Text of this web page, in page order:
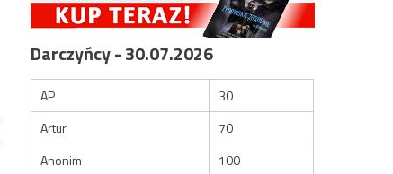
Darczyńcy - 30.07.2026
AP
30
Artur
70
Anonim
100